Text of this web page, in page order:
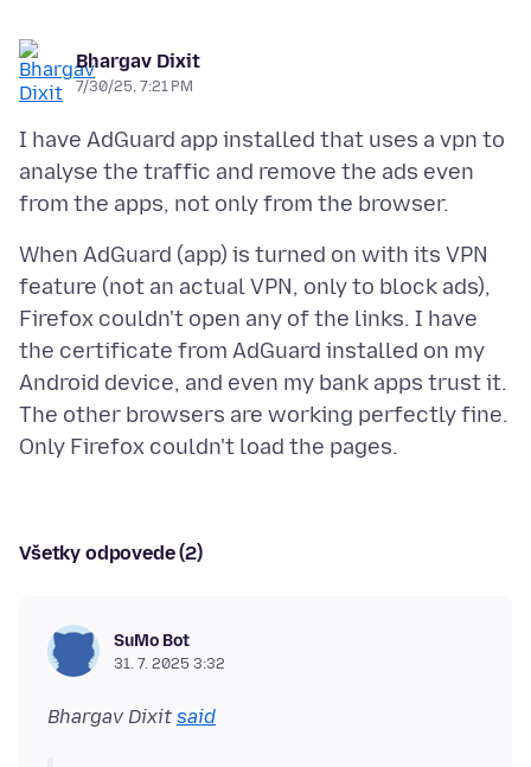
Bhargav Dixit
7/30/25, 7:21 PM
I have AdGuard app installed that uses a vpn to
analyse the traffic and remove the ads even
When AdGuard (app) is turned on with its VPN
feature (not an actual VPN, only to block ads),
Firefox couldn't open any of the links. I have
the certificate from AdGuard installed on my
Android device, and even my bank apps trust it.
The other browsers are working perfectly fine.
Všetky odpovede (2)
SuMo Bot
31. 7. 2025 3:32
Bhargav Dixit said